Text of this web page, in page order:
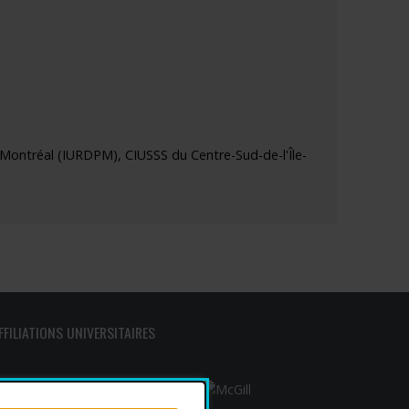
(IURDPM), CIUSSS du Centre-Sud-de-l'Île-
UNIVERSITAIRES